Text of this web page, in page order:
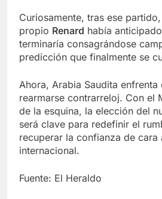
Curiosamente, tras ese
propio Renard había
terminaría consagrándose
predicción que finalmente se
Ahora, Arabia Saudita
rearmarse contrarreloj. Con el
de la esquina, la elección del
será clave para redefinir el
recuperar la confianza de cara
internacional.
Fuente: El Heraldo